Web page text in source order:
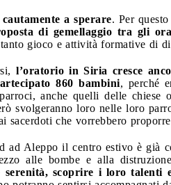
a sperare. Per
di gemellaggio tra gli
gioco e attività formative di
l’oratorio in Siria cresce
860 bambini, perché
anche quelli delle
svolgeranno loro nelle loro
sacerdoti che vorrebbero
ad Aleppo il centro estivo è già
alle bombe e alla
serenità, scoprire i loro